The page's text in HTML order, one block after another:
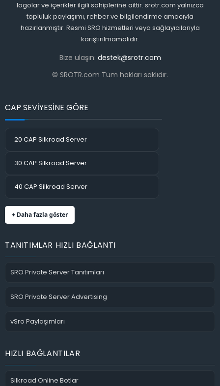
logolar ve içerikler ilgili sahiplerine aittir. srotr.com yalnızca
topluluk paylaşımı, rehber ve bilgilendirme amacıyla
hazırlanmıştır. Resmi SRO hizmetleri veya sağlayıcılarıyla
karıştırılmamalıdır.
Bize ulaşın: destek@srotr.com
© SROTR.com Tüm hakları saklıdır.
CAP SEVİYESİNE GÖRE
20 CAP Silkroad Server
30 CAP Silkroad Server
40 CAP Silkroad Server
+ Daha fazla göster
TANITIMLAR HIZLI BAĞLANTI
SRO Private Server Tanıtımları
SRO Private Server Advertising
vSro Paylaşımları
HIZLI BAĞLANTILAR
Silkroad Online Botlar